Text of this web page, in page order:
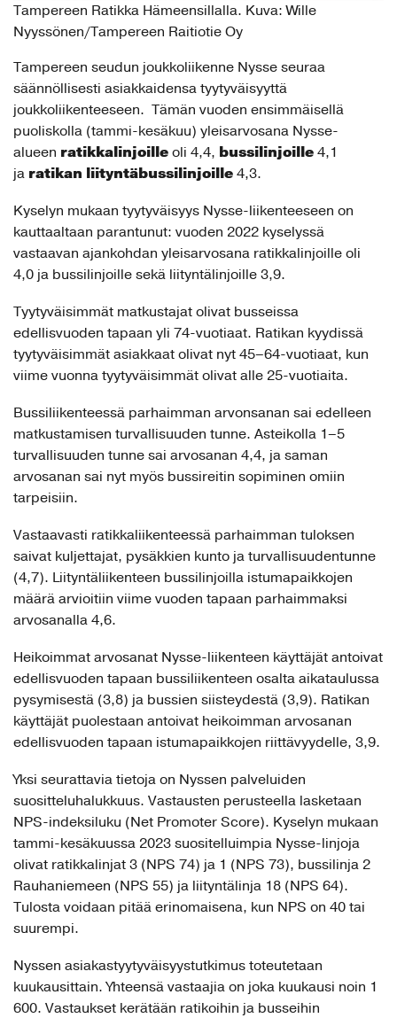
Tampereen Ratikka Hämeensillalla. Kuva: Wille
Nyyssönen/Tampereen Raitiotie Oy
Tampereen seudun joukkoliikenne Nysse seuraa
säännöllisesti asiakkaidensa tyytyväisyyttä
joukkoliikenteeseen. Tämän vuoden ensimmäisellä
puoliskolla (tammi-kesäkuu) yleisarvosana Nysse-
alueen ratikkalinjoille oli 4,4, bussilinjoille 4,1
ja ratikan liityntäbussilinjoille 4,3.
Kyselyn mukaan tyytyväisyys Nysse-liikenteeseen on
kauttaaltaan parantunut: vuoden 2022 kyselyssä
vastaavan ajankohdan yleisarvosana ratikkalinjoille oli
4,0 ja bussilinjoille sekä liityntälinjoille 3,9.
Tyytyväisimmät matkustajat olivat busseissa
edellisvuoden tapaan yli 74-vuotiaat. Ratikan kyydissä
tyytyväisimmät asiakkaat olivat nyt 45–64-vuotiaat, kun
viime vuonna tyytyväisimmät olivat alle 25-vuotiaita.
Bussiliikenteessä parhaimman arvonsanan sai edelleen
matkustamisen turvallisuuden tunne. Asteikolla 1–5
turvallisuuden tunne sai arvosanan 4,4, ja saman
arvosanan sai nyt myös bussireitin sopiminen omiin
tarpeisiin.
Vastaavasti ratikkaliikenteessä parhaimman tuloksen
saivat kuljettajat, pysäkkien kunto ja turvallisuudentunne
(4,7). Liityntäliikenteen bussilinjoilla istumapaikkojen
määrä arvioitiin viime vuoden tapaan parhaimmaksi
arvosanalla 4,6.
Heikoimmat arvosanat Nysse-liikenteen käyttäjät antoivat
edellisvuoden tapaan bussiliikenteen osalta aikataulussa
pysymisestä (3,8) ja bussien siisteydestä (3,9). Ratikan
käyttäjät puolestaan antoivat heikoimman arvosanan
edellisvuoden tapaan istumapaikkojen riittävyydelle, 3,9.
Yksi seurattavia tietoja on Nyssen palveluiden
suositteluhalukkuus. Vastausten perusteella lasketaan
NPS-indeksiluku (Net Promoter Score). Kyselyn mukaan
tammi-kesäkuussa 2023 suositelluimpia Nysse-linjoja
olivat ratikkalinjat 3 (NPS 74) ja 1 (NPS 73), bussilinja 2
Rauhaniemeen (NPS 55) ja liityntälinja 18 (NPS 64).
Tulosta voidaan pitää erinomaisena, kun NPS on 40 tai
suurempi.
Nyssen asiakastyytyväisyystutkimus toteutetaan
kuukausittain. Yhteensä vastaajia on joka kuukausi noin 1
600. Vastaukset kerätään ratikoihin ja busseihin